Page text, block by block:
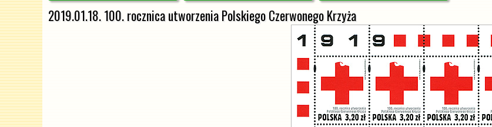
2019.01.18. 100. rocznica utworzenia Polskiego Czerwonego Krzyża